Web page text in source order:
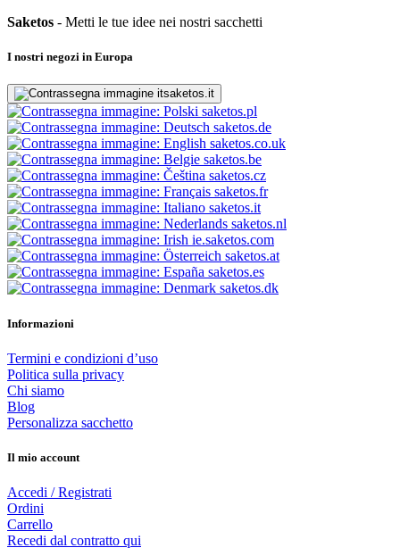
Saketos - Metti le tue idee nei nostri sacchetti
I nostri negozi in Europa
saketos.it
saketos.pl
saketos.de
saketos.co.uk
saketos.be
saketos.cz
saketos.fr
saketos.it
saketos.nl
ie.saketos.com
saketos.at
saketos.es
saketos.dk
Informazioni
Termini e condizioni d’uso
Politica sulla privacy
Chi siamo
Blog
Personalizza sacchetto
Il mio account
Accedi / Registrati
Ordini
Carrello
Recedi dal contratto qui